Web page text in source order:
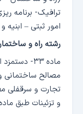
ترافیک- برنامه
امور ثبتی – ابنیه
رشته راه و
ماده ۳۳-
مصالح
و تزئینات طبق ماده ۹ این تعرفه تعیین